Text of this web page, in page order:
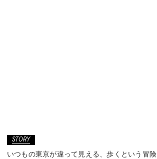
STORY
いつもの東京が違って見える、歩くという冒険